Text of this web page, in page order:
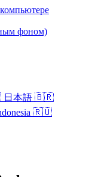
фоном)
本語 🇧🇷
🇷🇺